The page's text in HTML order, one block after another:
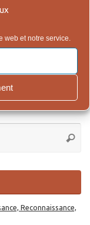
web et notre service.
de
Reconnaissance,